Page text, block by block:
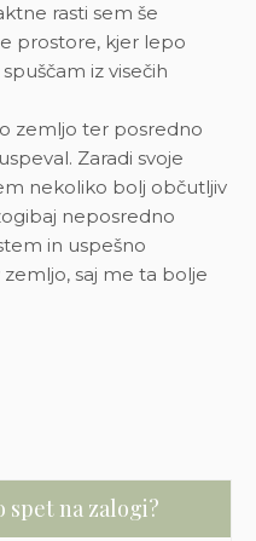
rasti sem še
prostore, kjer lepo
iz visečih
zemljo ter posredno
Zaradi svoje
nekoliko bolj občutljiv
neposredno
in uspešno
saj me ta bolje
spet na zalogi?